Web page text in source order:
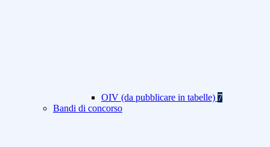
OIV (da pubblicare in tabelle) 7
Bandi di concorso